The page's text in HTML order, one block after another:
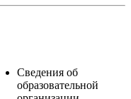
Сведения об
образовательной